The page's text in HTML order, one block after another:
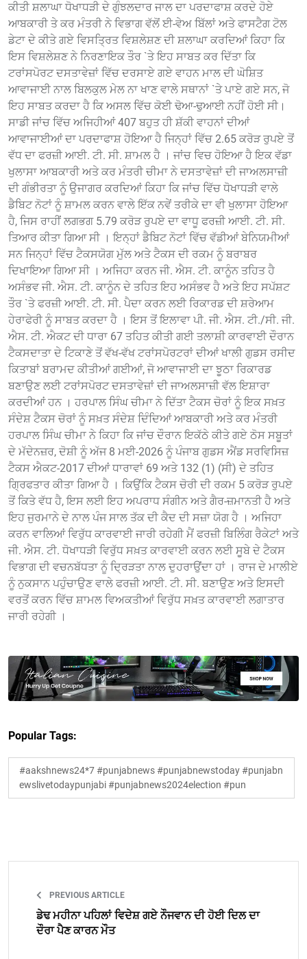
ਕੀਤੀ ਸ਼ਲਾਘਾ ਧੋਖਾਧੜੀ ਦੇ ਗੁੰਝਲਦਾਰ ਜਾਲ ਦਾ ਪਰਦਾਫਾਸ਼ ਕਰਦੇ ਹੋਏ
ਆਬਕਾਰੀ ਤੇ ਕਰ ਮੰਤਰੀ ਨੇ ਵਿਭਾਗ ਵੱਲੋਂ ਈ-ਵੇਅ ਬਿੱਲਾਂ ਅਤੇ ਫਾਸਟੈਗ ਟੋਲ
ਡੇਟਾ ਦੇ ਕੀਤੇ ਗਏ ਵਿਸਤ੍ਰਿਤ ਵਿਸ਼ਲੇਸ਼ਣ ਦੀ ਸ਼ਲਾਘਾ ਕਰਦਿਆਂ ਕਿਹਾ ਕਿ
ਇਸ ਵਿਸ਼ਲੇਸ਼ਣ ਨੇ ਨਿਰਣਾਇਕ ਤੌਰ `ਤੇ ਇਹ ਸਾਬਤ ਕਰ ਦਿੱਤਾ ਕਿ
ਟਰਾਂਸਪੋਰਟ ਦਸਤਾਵੇਜ਼ਾਂ ਵਿੱਚ ਦਰਸਾਏ ਗਏ ਵਾਹਨ ਮਾਲ ਦੀ ਘੋਸ਼ਿਤ
ਆਵਾਜਾਈ ਨਾਲ ਬਿਲਕੁਲ ਮੇਲ ਨਾ ਖਾਣ ਵਾਲੇ ਸਥਾਨਾਂ `ਤੇ ਪਾਏ ਗਏ ਸਨ, ਜੋ
ਇਹ ਸਾਬਤ ਕਰਦਾ ਹੈ ਕਿ ਅਸਲ ਵਿੱਚ ਕੋਈ ਢੋਆ-ਢੁਆਈ ਨਹੀਂ ਹੋਈ ਸੀ।
ਸਾਡੀ ਜਾਂਚ ਵਿੱਚ ਅਜਿਹੀਆਂ 407 ਬਹੁਤ ਹੀ ਸ਼ੱਕੀ ਵਾਹਨਾਂ ਦੀਆਂ
ਆਵਾਜਾਈਆਂ ਦਾ ਪਰਦਾਫਾਸ਼ ਹੋਇਆ ਹੈ ਜਿਨ੍ਹਾਂ ਵਿੱਚ 2.65 ਕਰੋੜ ਰੁਪਏ ਤੋਂ
ਵੱਧ ਦਾ ਫਰਜ਼ੀ ਆਈ. ਟੀ. ਸੀ. ਸ਼ਾਮਲ ਹੈ । ਜਾਂਚ ਵਿਚ ਹੋਇਆ ਹੈ ਇਕ ਵੱਡਾ
ਖੁਲਾਸਾ ਆਬਕਾਰੀ ਅਤੇ ਕਰ ਮੰਤਰੀ ਚੀਮਾ ਨੇ ਦਸਤਾਵੇਜ਼ਾਂ ਦੀ ਜਾਅਲਸਾਜ਼ੀ
ਦੀ ਗੰਭੀਰਤਾ ਨੂੰ ਉਜਾਗਰ ਕਰਦਿਆਂ ਕਿਹਾ ਕਿ ਜਾਂਚ ਵਿੱਚ ਧੋਖਾਧੜੀ ਵਾਲੇ
ਡੈਬਿਟ ਨੋਟਾਂ ਨੂੰ ਸ਼ਾਮਲ ਕਰਨ ਵਾਲੇ ਇੱਕ ਨਵੇਂ ਤਰੀਕੇ ਦਾ ਵੀ ਖੁਲਾਸਾ ਹੋਇਆ
ਹੈ, ਜਿਸ ਰਾਹੀਂ ਲਗਭਗ 5.79 ਕਰੋੜ ਰੁਪਏ ਦਾ ਵਾਧੂ ਫਰਜ਼ੀ ਆਈ. ਟੀ. ਸੀ.
ਤਿਆਰ ਕੀਤਾ ਗਿਆ ਸੀ । ਇਨ੍ਹਾਂ ਡੈਬਿਟ ਨੋਟਾਂ ਵਿੱਚ ਵੱਡੀਆਂ ਬੇਨਿਯਮੀਆਂ
ਸਨ ਜਿਨ੍ਹਾਂ ਵਿੱਚ ਟੈਕਸਯੋਗ ਮੁੱਲ ਅਤੇ ਟੈਕਸ ਦੀ ਰਕਮ ਨੂੰ ਬਰਾਬਰ
ਦਿਖਾਇਆ ਗਿਆ ਸੀ । ਅਜਿਹਾ ਕਰਨ ਜੀ. ਐਸ. ਟੀ. ਕਾਨੂੰਨ ਤਹਿਤ ਹੈ
ਅਸੰਭਵ ਜੀ. ਐਸ. ਟੀ. ਕਾਨੂੰਨ ਦੇ ਤਹਿਤ ਇਹ ਅਸੰਭਵ ਹੈ ਅਤੇ ਇਹ ਸਪੱਸ਼ਟ
ਤੌਰ `ਤੇ ਫਰਜ਼ੀ ਆਈ. ਟੀ. ਸੀ. ਪੈਦਾ ਕਰਨ ਲਈ ਰਿਕਾਰਡ ਦੀ ਸ਼ਰੇਆਮ
ਹੇਰਾਫੇਰੀ ਨੂੰ ਸਾਬਤ ਕਰਦਾ ਹੈ । ਇਸ ਤੋਂ ਇਲਾਵਾ ਪੀ. ਜੀ. ਐਸ. ਟੀ./ਸੀ. ਜੀ.
ਐਸ. ਟੀ. ਐਕਟ ਦੀ ਧਾਰਾ 67 ਤਹਿਤ ਕੀਤੀ ਗਈ ਤਲਾਸ਼ੀ ਕਾਰਵਾਈ ਦੌਰਾਨ
ਟੈਕਸਦਾਤਾ ਦੇ ਟਿਕਾਣੇ ਤੋਂ ਵੱਖ-ਵੱਖ ਟਰਾਂਸਪੋਰਟਰਾਂ ਦੀਆਂ ਖਾਲੀ ਗੁਡਸ ਰਸੀਦ
ਕਿਤਾਬਾਂ ਬਰਾਮਦ ਕੀਤੀਆਂ ਗਈਆਂ, ਜੋ ਆਵਾਜਾਈ ਦਾ ਝੂਠਾ ਰਿਕਾਰਡ
ਬਣਾਉਣ ਲਈ ਟਰਾਂਸਪੋਰਟ ਦਸਤਾਵੇਜ਼ਾਂ ਦੀ ਜਾਅਲਸਾਜ਼ੀ ਵੱਲ ਇਸ਼ਾਰਾ
ਕਰਦੀਆਂ ਹਨ । ਹਰਪਾਲ ਸਿੰਘ ਚੀਮਾ ਨੇ ਦਿੱਤਾ ਟੈਕਸ ਚੋਰਾਂ ਨੂੰ ਇਕ ਸਖ਼ਤ
ਸੰਦੇਸ਼ ਟੈਕਸ ਚੋਰਾਂ ਨੂੰ ਸਖ਼ਤ ਸੰਦੇਸ਼ ਦਿੰਦਿਆਂ ਆਬਕਾਰੀ ਅਤੇ ਕਰ ਮੰਤਰੀ
ਹਰਪਾਲ ਸਿੰਘ ਚੀਮਾ ਨੇ ਕਿਹਾ ਕਿ ਜਾਂਚ ਦੌਰਾਨ ਇਕੱਠੇ ਕੀਤੇ ਗਏ ਠੋਸ ਸਬੂਤਾਂ
ਦੇ ਮੱਦੇਨਜ਼ਰ, ਦੋਸ਼ੀ ਨੂੰ ਅੱਜ 8 ਮਈ-2026 ਨੂੰ ਪੰਜਾਬ ਗੁਡਸ ਐਂਡ ਸਰਵਿਸਿਜ਼
ਟੈਕਸ ਐਕਟ-2017 ਦੀਆਂ ਧਾਰਾਵਾਂ 69 ਅਤੇ 132 (1) (ਸੀ) ਦੇ ਤਹਿਤ
ਗ੍ਰਿਫਤਾਰ ਕੀਤਾ ਗਿਆ ਹੈ । ਕਿਉਂਕਿ ਟੈਕਸ ਚੋਰੀ ਦੀ ਰਕਮ 5 ਕਰੋੜ ਰੁਪਏ
ਤੋਂ ਕਿਤੇ ਵੱਧ ਹੈ, ਇਸ ਲਈ ਇਹ ਅਪਰਾਧ ਸੰਗੀਨ ਅਤੇ ਗੈਰ-ਜ਼ਮਾਨਤੀ ਹੈ ਅਤੇ
ਇਹ ਜੁਰਮਾਨੇ ਦੇ ਨਾਲ ਪੰਜ ਸਾਲ ਤੱਕ ਦੀ ਕੈਦ ਦੀ ਸਜ਼ਾ ਯੋਗ ਹੈ । ਅਜਿਹਾ
ਕਰਨ ਵਾਲਿਆਂ ਵਿਰੁੱਧ ਕਾਰਵਾਈ ਜਾਰੀ ਰਹੇਗੀ ਮੈਂ ਫਰਜ਼ੀ ਬਿਲਿੰਗ ਰੈਕੇਟਾਂ ਅਤੇ
ਜੀ. ਐਸ. ਟੀ. ਧੋਖਾਧੜੀ ਵਿਰੁੱਧ ਸਖ਼ਤ ਕਾਰਵਾਈ ਕਰਨ ਲਈ ਸੂਬੇ ਦੇ ਟੈਕਸ
ਵਿਭਾਗ ਦੀ ਵਚਨਬੱਧਤਾ ਨੂੰ ਦ੍ਰਿੜਤਾ ਨਾਲ ਦੁਹਰਾਉਂਦਾ ਹਾਂ । ਰਾਜ ਦੇ ਮਾਲੀਏ
ਨੂੰ ਨੁਕਸਾਨ ਪਹੁੰਚਾਉਣ ਵਾਲੇ ਫਰਜ਼ੀ ਆਈ. ਟੀ. ਸੀ. ਬਣਾਉਣ ਅਤੇ ਇਸਦੀ
ਵਰਤੋਂ ਕਰਨ ਵਿੱਚ ਸ਼ਾਮਲ ਵਿਅਕਤੀਆਂ ਵਿਰੁੱਧ ਸਖ਼ਤ ਕਾਰਵਾਈ ਲਗਾਤਾਰ
ਜਾਰੀ ਰਹੇਗੀ ।
Popular Tags:
#aakshnews24*7 #punjabnews #punjabnewstoday #punjabn
ewslivetodaypunjabi #punjabnews2024election #pun
PREVIOUS ARTICLE
ਡੇਢ ਮਹੀਨਾ ਪਹਿਲਾਂ ਵਿਦੇਸ਼ ਗਏ ਨੌਜਵਾਨ ਦੀ ਹੋਈ ਦਿਲ ਦਾ
ਦੌਰਾ ਪੈਣ ਕਾਰਨ ਮੌਤ